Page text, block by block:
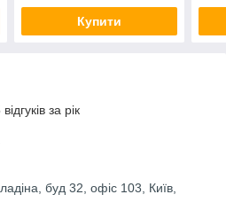
Купити
за рік
буд 32, офіс 103, Київ,